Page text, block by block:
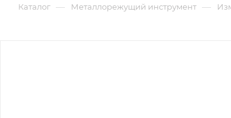
Каталог — Металлорежущий инструмент —